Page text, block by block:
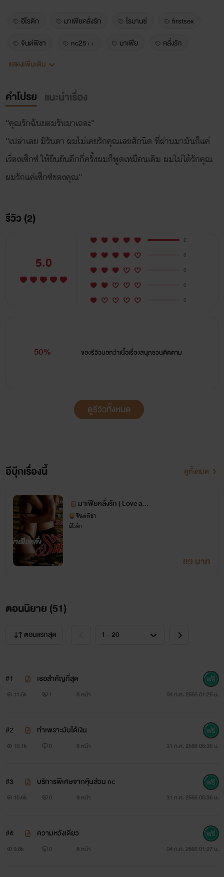
อีโรติก มาเฟียคลั่งรัก โรมานซ์
firstsex
จินต์พิชา
nc25++ มาเฟีย
คลั่งรัก
มิรันดา
แสดงเพิ่มเติม
คำโปรย แนะนำเรื่อง
“คุณรักฉันยอมรับมาเถอะ”
“เปล่าเลย มิรันดา ผมไม่เคยรักคุณเลยสักนิด ที่ผ่านมามันก็แค่
เรื่องเซ็กซ์ ให้ยืนยันอีกกี่ครั้งผมก็พูดเหมือนเดิม ผมไม่ได้รักคุณ
รีวิว (2)
5.0
2
0
0
0
0
50% ของรีวิวบอกว่าเนื้อเรื่องสนุกชวนติดตาม
ดูรีวิวทั้งหมด
อีบุ๊กเรื่องนี้ ดูทั้งหมด
มาเฟียคลั่งรัก ( Love as fi
rst sex ) nc25+
จินต์พิชา
อีโรติก
89 บาท
ตอนนิยาย (51)
ตอนแรกสุด
#1 เธอสำคัญที่สุด
11.5k 1 8 หน้า 04 ก.ค. 2566 01:25 น.
#2 ทำเพราะมันได้เงิน
10.1k 0 8 หน้า 31 ก.ค. 2566 05:35 น.
#3 บริการพิเศษจากหุ้นส่วน nc
10.6k 0 9 หน้า 31 ก.ค. 2566 05:36 น.
#4 ความหวังเดียว
9.8k 0 8 หน้า 04 ก.ค. 2566 01:27 น.